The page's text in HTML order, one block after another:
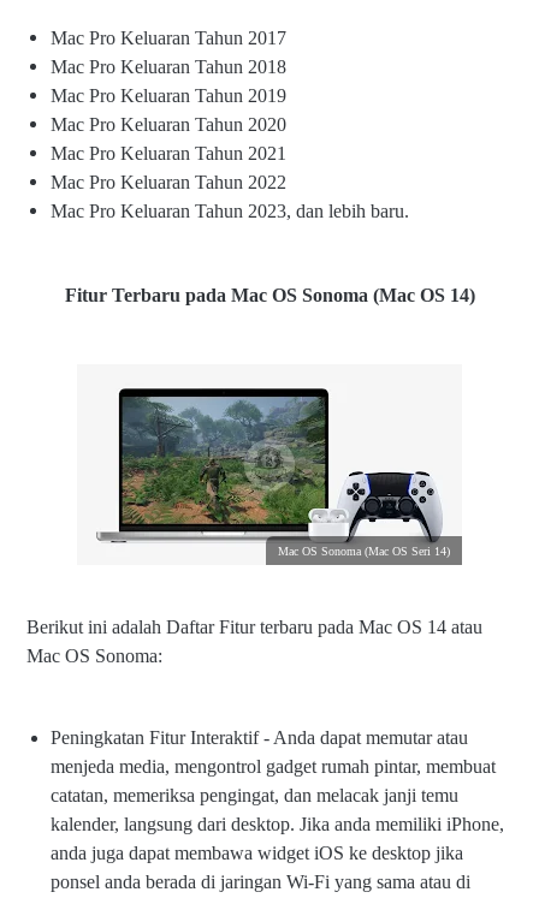
Mac Pro Keluaran Tahun 2017
Mac Pro Keluaran Tahun 2018
Mac Pro Keluaran Tahun 2019
Mac Pro Keluaran Tahun 2020
Mac Pro Keluaran Tahun 2021
Mac Pro Keluaran Tahun 2022
Mac Pro Keluaran Tahun 2023, dan lebih baru.
Fitur Terbaru pada Mac OS Sonoma (Mac OS 14)
Mac OS Sonoma (Mac OS Seri 14)
Berikut ini adalah Daftar Fitur terbaru pada Mac OS 14 atau
Mac OS Sonoma:
Peningkatan Fitur Interaktif - Anda dapat memutar atau
menjeda media, mengontrol gadget rumah pintar, membuat
catatan, memeriksa pengingat, dan melacak janji temu
kalender, langsung dari desktop. Jika anda memiliki iPhone,
anda juga dapat membawa widget iOS ke desktop jika
ponsel anda berada di jaringan Wi-Fi yang sama atau di